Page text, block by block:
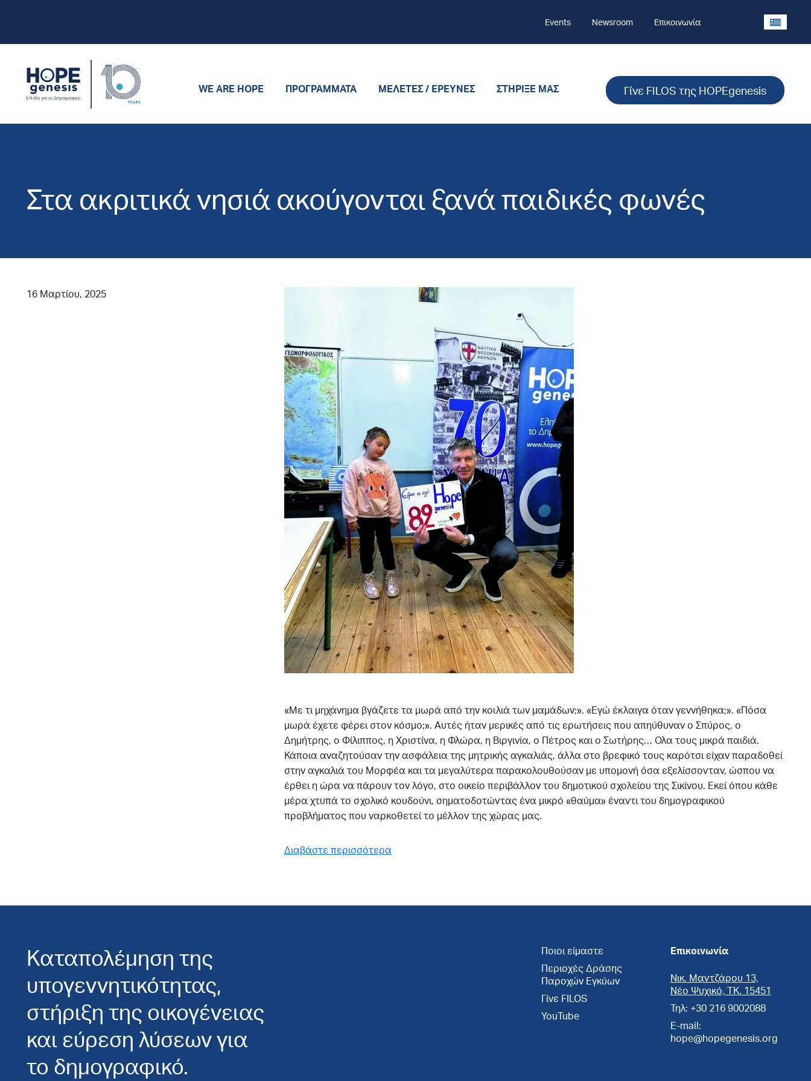
Events Newsroom Επικοινωνία
WE ARE HOPE ΠΡΟΓΡΆΜΜΑΤΑ ΜΕΛΈΤΕΣ / ΈΡΕΥΝΕΣ ΣΤΉΡΙΞΈ ΜΑΣ Γίνε FILOS της HOPEgenesis
Στα ακριτικά νησιά ακούγονται ξανά παιδικές φωνές
16 Μαρτίου, 2025
«Με τι μηχάνημα βγάζετε τα μωρά από την κοιλιά των μαμάδων;». «Εγώ έκλαιγα όταν γεννήθηκα;». «Πόσα
μωρά έχετε φέρει στον κόσμο;». Αυτές ήταν μερικές από τις ερωτήσεις που απηύθυναν ο Σπύρος, ο
Δημήτρης, ο Φίλιππος, η Χριστίνα, η Φλώρα, η Βιργινία, ο Πέτρος και ο Σωτήρης… Ολα τους μικρά παιδιά.
Κάποια αναζητούσαν την ασφάλεια της μητρικής αγκαλιάς, άλλα στο βρεφικό τους καρότσι είχαν παραδοθεί
στην αγκαλιά του Μορφέα και τα μεγαλύτερα παρακολουθούσαν με υπομονή όσα εξελίσσονταν, ώσπου να
έρθει η ώρα να πάρουν τον λόγο, στο οικείο περιβάλλον του δημοτικού σχολείου της Σικίνου. Εκεί όπου κάθε
μέρα χτυπά το σχολικό κουδούνι, σηματοδοτώντας ένα μικρό «θαύμα» έναντι του δημογραφικού
προβλήματος που ναρκοθετεί το μέλλον της χώρας μας.
Διαβάστε περισσότερα
Καταπολέμηση της
υπογεννητικότητας,
στήριξη της οικογένειας
και εύρεση λύσεων για
το δημογραφικό.
Ποιοι είμαστε
Περιοχές Δράσης
Παροχών Εγκύων
Γίνε FILOS
YouTube
Επικοινωνία
Νικ. Μαντζάρου 13,
Νέο Ψυχικό, ΤΚ. 15451
Τηλ: +30 216 9002088
E-mail:
hope@hopegenesis.org